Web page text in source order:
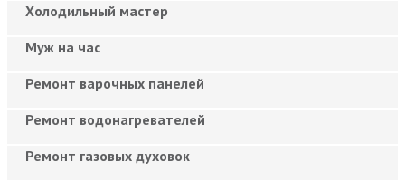
Холодильный мастер
Муж на час
Ремонт варочных панелей
Ремонт водонагревателей
Ремонт газовых духовок